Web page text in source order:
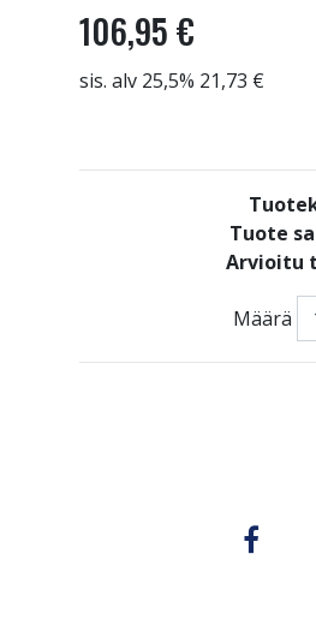
106,95 €
sis. alv 25,5% 21,73 €
Tuote
Arvioitu
Määrä